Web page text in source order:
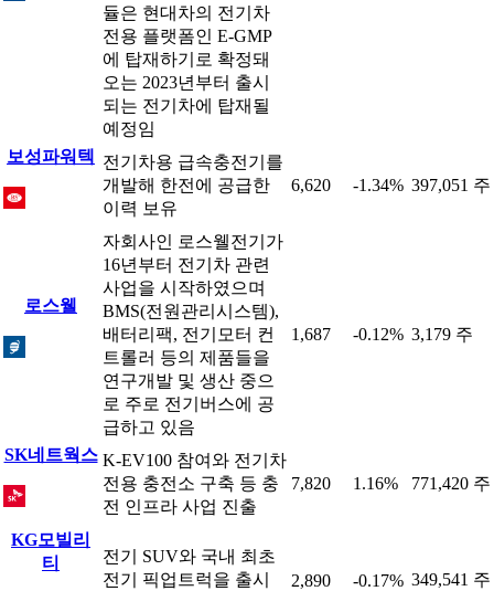
듈은 현대차의 전기차
전용 플랫폼인 E-GMP
에 탑재하기로 확정돼
오는 2023년부터 출시
되는 전기차에 탑재될
예정임
보성파워텍
전기차용 급속충전기를
개발해 한전에 공급한
이력 보유
6,620 -1.34% 397,051 주
로스웰
자회사인 로스웰전기가
16년부터 전기차 관련
사업을 시작하였으며
BMS(전원관리시스템),
배터리팩, 전기모터 컨
트롤러 등의 제품들을
연구개발 및 생산 중으
로 주로 전기버스에 공
급하고 있음
1,687 -0.12% 3,179 주
SK네트웍스 K-EV100 참여와 전기차
전용 충전소 구축 등 충
전 인프라 사업 진출
7,820 1.16% 771,420 주
KG모빌리
티
전기 SUV와 국내 최초
전기 픽업트럭을 출시
2,890 -0.17% 349,541 주